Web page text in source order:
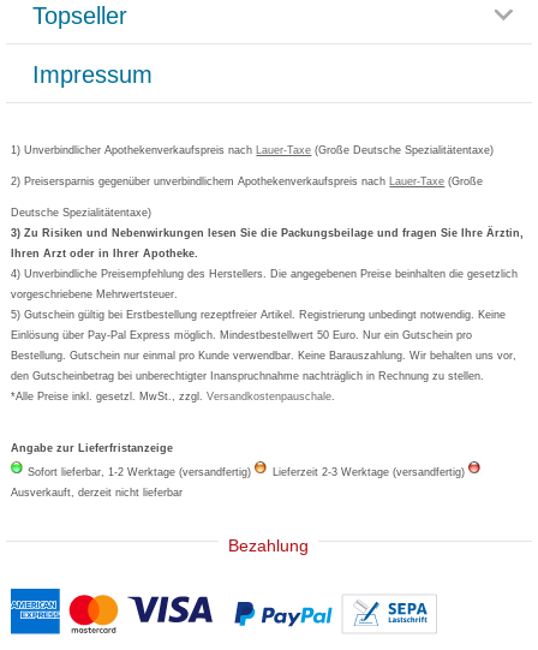
Datenschutz
AGB
Cookie-Einstellungen
Vertrag widerrufen
Paketlieferstatus
Versandkosten
Bestellschein ausfüllen
Newsletteranmeldung
Rezeptlieferung
Bonusprogramm
Gutschein und Rabatte
Kundenbewertung
Topseller
Grippostad
Bepanthen
Formoline
Wick
Eucerin
Basica
Impressum
1) Unverbindlicher Apothekenverkaufspreis nach Lauer-Taxe (Große Deutsche Spezialitätentaxe)
2) Preisersparnis gegenüber unverbindlichem Apothekenverkaufspreis nach Lauer-Taxe (Große
Deutsche Spezialitätentaxe)
3) Zu Risiken und Nebenwirkungen lesen Sie die Packungsbeilage und fragen Sie Ihre Ärztin,
Ihren Arzt oder in Ihrer Apotheke.
4) Unverbindliche Preisempfehlung des Herstellers. Die angegebenen Preise beinhalten die gesetzlich
vorgeschriebene Mehrwertsteuer.
5) Gutschein gültig bei Erstbestellung rezeptfreier Artikel. Registrierung unbedingt notwendig. Keine
Einlösung über Pay-Pal Express möglich. Mindestbestellwert 50 Euro. Nur ein Gutschein pro
Bestellung. Gutschein nur einmal pro Kunde verwendbar. Keine Barauszahlung. Wir behalten uns vor,
den Gutscheinbetrag bei unberechtigter Inanspruchnahme nachträglich in Rechnung zu stellen.
*Alle Preise inkl. gesetzl. MwSt., zzgl.Versandkostenpauschale.
Angabe zur Lieferfristanzeige
Sofort lieferbar, 1-2 Werktage (versandfertig)
Lieferzeit 2-3 Werktage (versandfertig)
Ausverkauft, derzeit nicht lieferbar
Bezahlung